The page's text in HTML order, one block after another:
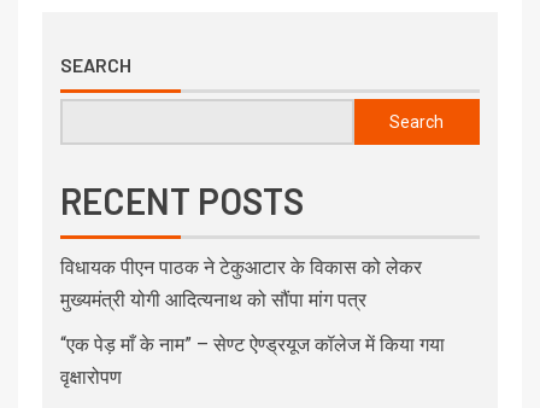
SEARCH
Search
RECENT POSTS
विधायक पीएन पाठक ने टेकुआटार के विकास को लेकर
मुख्यमंत्री योगी आदित्यनाथ को सौंपा मांग पत्र
“एक पेड़ माँ के नाम” – सेण्ट ऐण्ड्रयूज कॉलेज में किया गया
वृक्षारोपण